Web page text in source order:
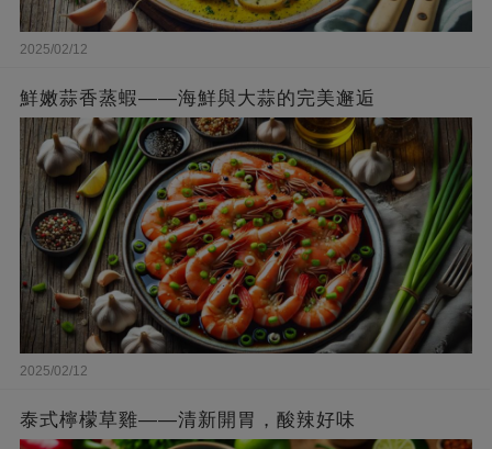
2025/02/12
鮮嫩蒜香蒸蝦——海鮮與大蒜的完美邂逅
2025/02/12
泰式檸檬草雞——清新開胃，酸辣好味